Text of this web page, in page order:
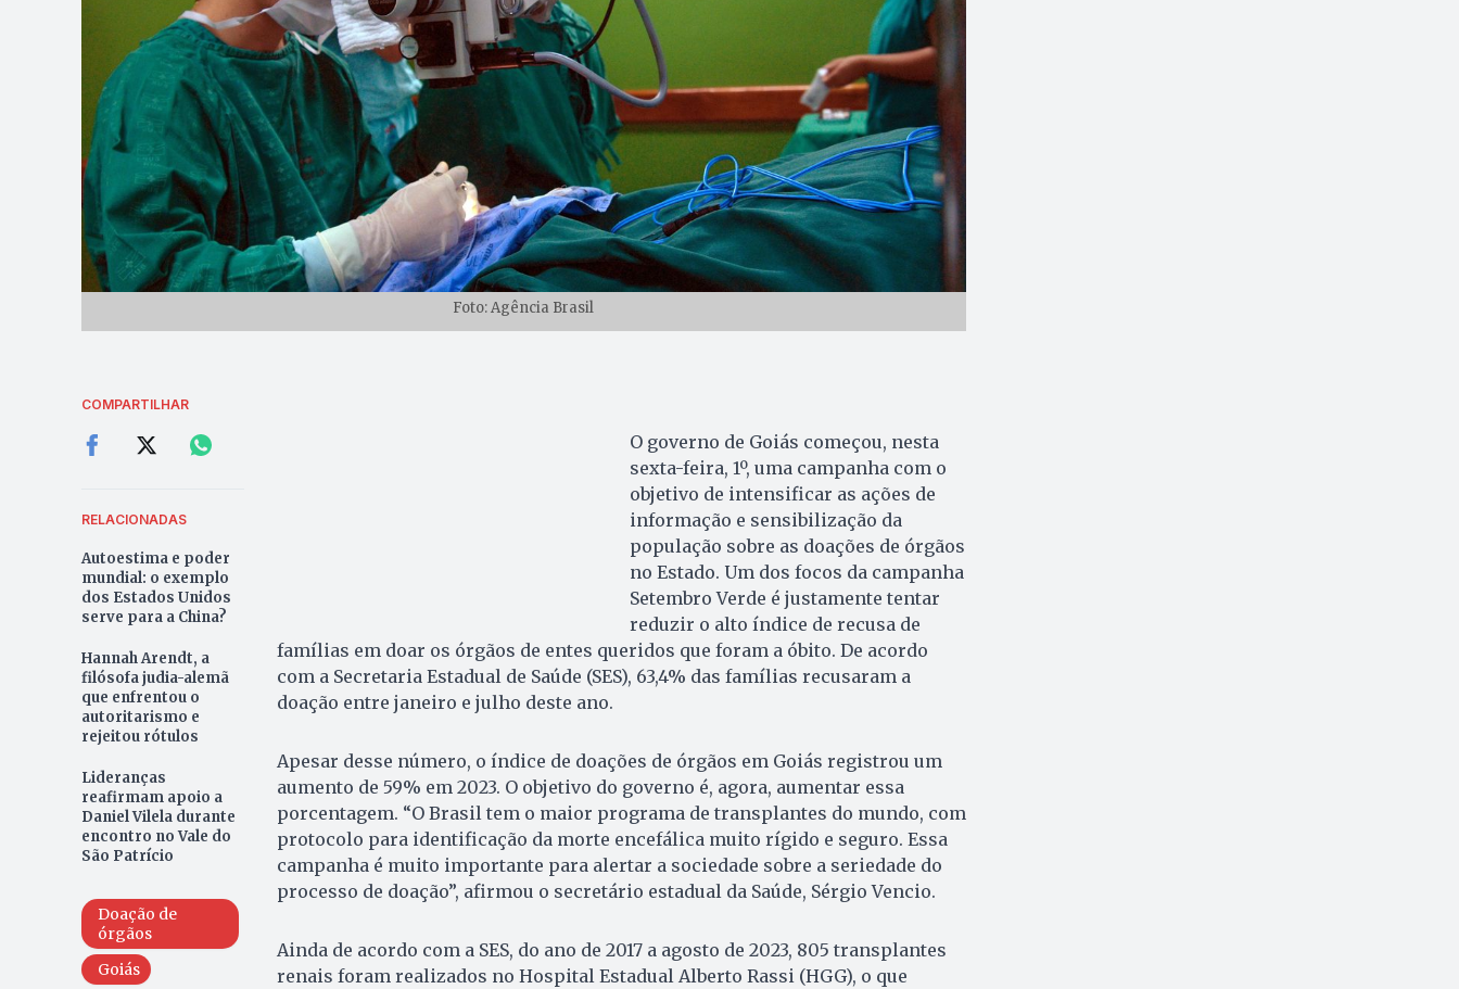
Foto: Agência Brasil
COMPARTILHAR
RELACIONADAS
Autoestima e poder
mundial: o exemplo
dos Estados Unidos
serve para a China?
Hannah Arendt, a
filósofa judia-alemã
que enfrentou o
autoritarismo e
rejeitou rótulos
Lideranças
reafirmam apoio a
Daniel Vilela durante
encontro no Vale do
São Patrício
Doação de
órgãos
Goiás
O governo de Goiás começou, nesta
sexta-feira, 1º, uma campanha com o
objetivo de intensificar as ações de
informação e sensibilização da
população sobre as doações de órgãos
no Estado. Um dos focos da campanha
Setembro Verde é justamente tentar
reduzir o alto índice de recusa de
famílias em doar os órgãos de entes queridos que foram a óbito. De acordo
com a Secretaria Estadual de Saúde (SES), 63,4% das famílias recusaram a
doação entre janeiro e julho deste ano.
Apesar desse número, o índice de doações de órgãos em Goiás registrou um
aumento de 59% em 2023. O objetivo do governo é, agora, aumentar essa
porcentagem. “O Brasil tem o maior programa de transplantes do mundo, com
protocolo para identificação da morte encefálica muito rígido e seguro. Essa
campanha é muito importante para alertar a sociedade sobre a seriedade do
processo de doação”, afirmou o secretário estadual da Saúde, Sérgio Vencio.
Ainda de acordo com a SES, do ano de 2017 a agosto de 2023, 805 transplantes
renais foram realizados no Hospital Estadual Alberto Rassi (HGG), o que